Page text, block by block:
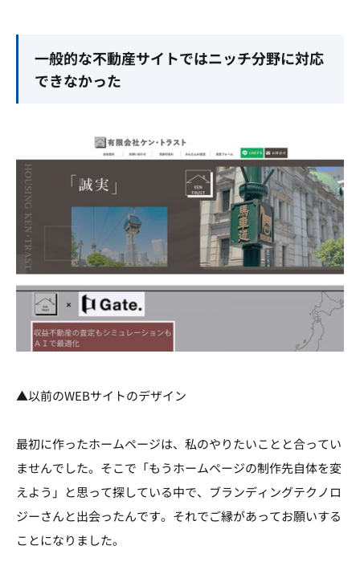
一般的な不動産サイトではニッチ分野に対応
できなかった
▲以前のWEBサイトのデザイン
最初に作ったホームページは、私のやりたいことと合ってい
ませんでした。そこで「もうホームページの制作先自体を変
えよう」と思って探している中で、ブランディングテクノロ
ジーさんと出会ったんです。それでご縁があってお願いする
ことになりました。